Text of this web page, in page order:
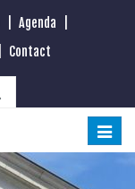
Agenda
Contact
Toggle